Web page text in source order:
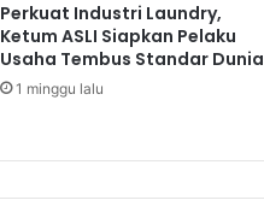
Perkuat Industri Laundry,
Ketum ASLI Siapkan Pelaku
Usaha Tembus Standar Dunia
1 minggu lalu